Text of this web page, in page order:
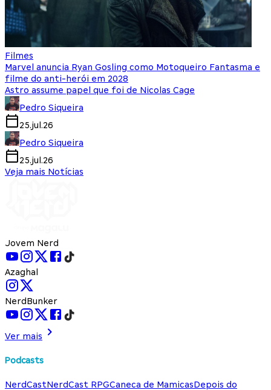
Filmes
Marvel anuncia Ryan Gosling como Motoqueiro Fantasma e
filme do anti-herói em 2028
Astro assume papel que foi de Nicolas Cage
Pedro Siqueira
25.jul.26
Pedro Siqueira
25.jul.26
Veja mais Notícias
Jovem Nerd
Azaghal
NerdBunker
Ver mais
Podcasts
NerdCastNerdCast RPGCaneca de MamicasDepois do